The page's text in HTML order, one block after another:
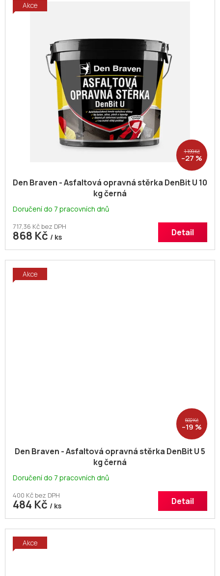
Akce
1 199 Kč
–27 %
Den Braven - Asfaltová opravná stěrka DenBit U 10
kg černá
Doručení do 7 pracovních dnů
717,36 Kč bez DPH
868 Kč / ks Detail
Akce
602 Kč
–19 %
Den Braven - Asfaltová opravná stěrka DenBit U 5
kg černá
Doručení do 7 pracovních dnů
400 Kč bez DPH
484 Kč / ks Detail
Akce